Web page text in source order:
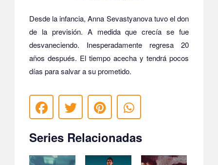
Desde la infancia, Anna Sevastyanova tuvo el don
de la previsión. A medida que crecía se fue
desvaneciendo. Inesperadamente regresa 20
años después. El tiempo acecha y tendrá pocos
días para salvar a su prometido.
Series Relacionadas